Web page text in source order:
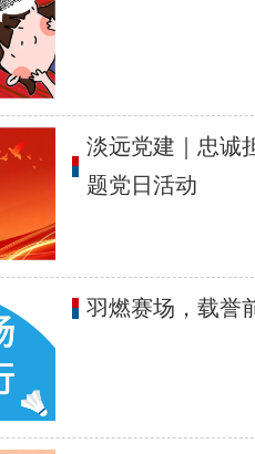
淡远党建｜忠诚
题党日活动
羽燃赛场，载誉